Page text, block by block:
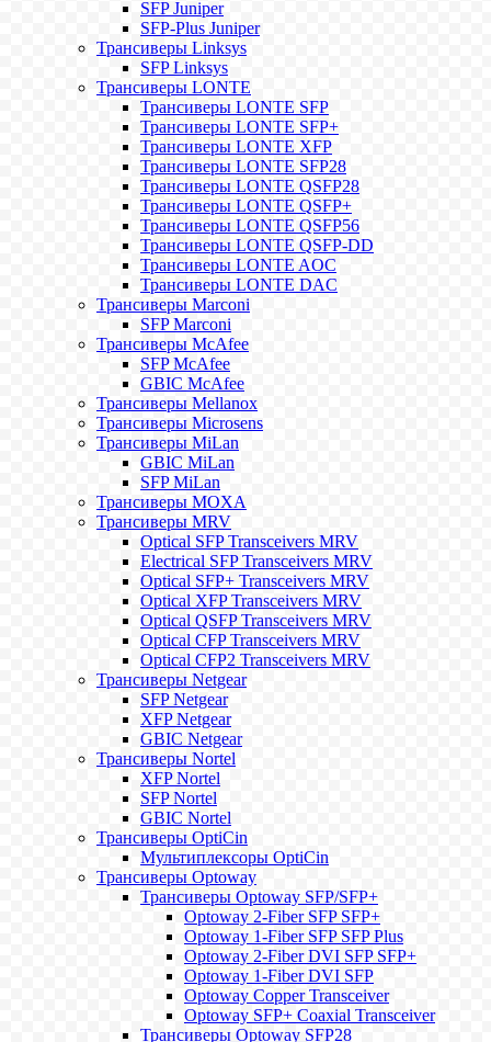
SFP Juniper
SFP-Plus Juniper
Трансиверы Linksys
SFP Linksys
Трансиверы LONTE
Трансиверы LONTE SFP
Трансиверы LONTE SFP+
Трансиверы LONTE XFP
Трансиверы LONTE SFP28
Трансиверы LONTE QSFP28
Трансиверы LONTE QSFP+
Трансиверы LONTE QSFP56
Трансиверы LONTE QSFP-DD
Трансиверы LONTE AOC
Трансиверы LONTE DAC
Трансиверы Marconi
SFP Marconi
Трансиверы McAfee
SFP McAfee
GBIC McAfee
Трансиверы Mellanox
Трансиверы Microsens
Трансиверы MiLan
GBIC MiLan
SFP MiLan
Трансиверы MOXA
Трансиверы MRV
Optical SFP Transceivers MRV
Electrical SFP Transceivers MRV
Optical SFP+ Transceivers MRV
Optical XFP Transceivers MRV
Optical QSFP Transceivers MRV
Optical CFP Transceivers MRV
Optical CFP2 Transceivers MRV
Трансиверы Netgear
SFP Netgear
XFP Netgear
GBIC Netgear
Трансиверы Nortel
XFP Nortel
SFP Nortel
GBIC Nortel
Трансиверы OptiCin
Мультиплексоры OptiCin
Трансиверы Optoway
Трансиверы Optoway SFP/SFP+
Optoway 2-Fiber SFP SFP+
Optoway 1-Fiber SFP SFP Plus
Optoway 2-Fiber DVI SFP SFP+
Optoway 1-Fiber DVI SFP
Optoway Copper Transceiver
Optoway SFP+ Coaxial Transceiver
Трансиверы Optoway SFP28